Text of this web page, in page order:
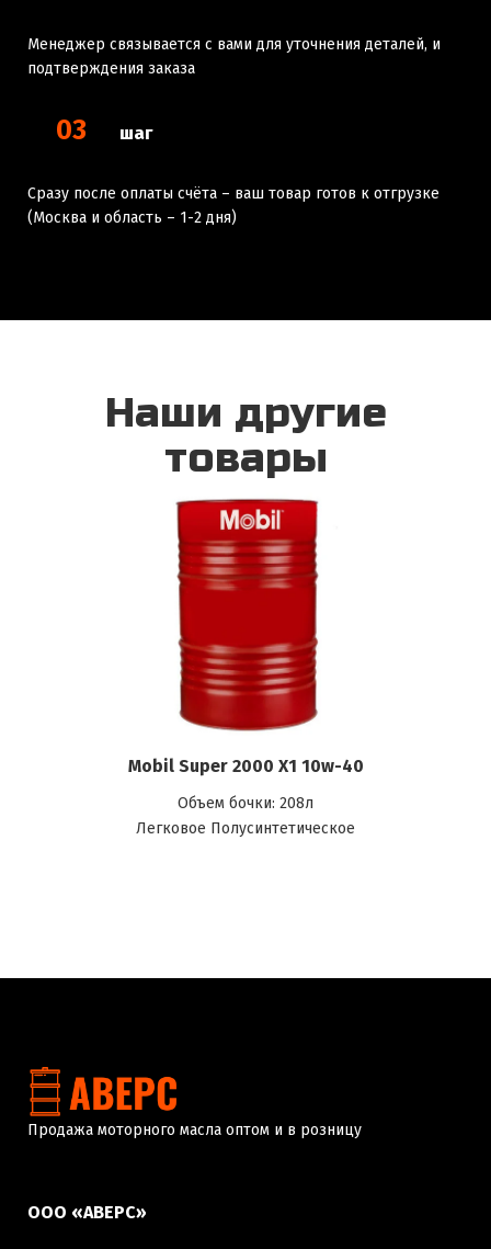
Менеджер связывается с вами для уточнения деталей, и
подтверждения заказа
03 шаг
Сразу после оплаты счёта – ваш товар готов к отгрузке
(Москва и область – 1-2 дня)
Наши другие
товары
Mobil Super 2000 X1 10w-40
Объем бочки: 208л
Легковое Полусинтетическое
Продажа моторного масла оптом и в розницу
ООО «АВЕРС»